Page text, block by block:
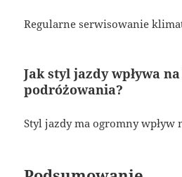
Regularne serwisowanie
Jak styl jazdy wpływa
podróżowania?
Styl jazdy ma ogromny wpływ